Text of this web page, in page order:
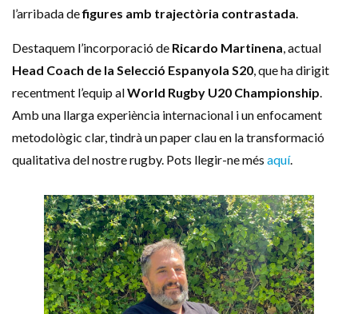
l’arribada defigures amb trajectòria contrastada.
Destaquem l’incorporació de Ricardo Martinena , actual
Head Coach de la Selecció Espanyola S20 , que ha dirigit
recentment l’equip alWorld Rugby U20 Championship
Amb una llarga experiència internacional i un enfocament
metodològic clar, tindrà un paper clau en la transformació
qualitativa del nostre rugby. Pots llegir-ne més aquí.